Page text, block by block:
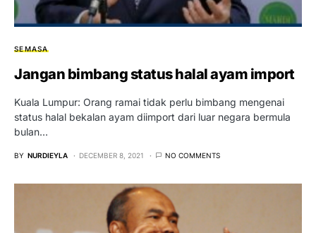
SEMASA
Jangan bimbang status halal ayam import
Kuala Lumpur: Orang ramai tidak perlu bimbang mengenai
status halal bekalan ayam diimport dari luar negara bermula
bulan…
BY NURDIEYLA DECEMBER 8, 2021 NO COMMENTS